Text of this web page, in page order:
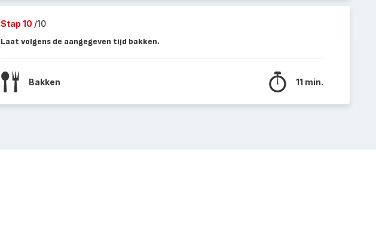
Stap 10 /10
Laat volgens de aangegeven tijd bakken.
Bakken 11 min.